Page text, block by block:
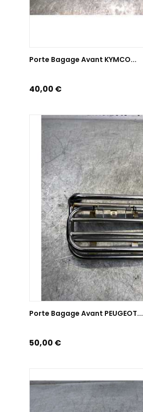
Porte Bagage Avant KYMCO...
Prix
40,00 €
AJOUTER AU PANIER
Porte Bagage Avant PEUGEOT...
Prix
50,00 €